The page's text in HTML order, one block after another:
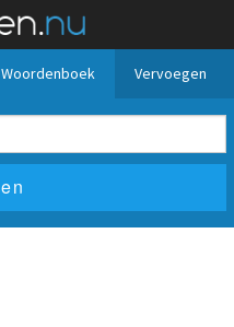
Woordenboek Vervoegen